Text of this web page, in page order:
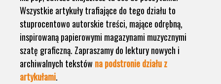
Wszystkie artykuły trafiające do tego działu to
stuprocentowo autorskie treści, mające odrębną,
inspirowaną papierowymi magazynami muzycznymi
szatę graficzną. Zapraszamy do lektury nowych i
archiwalnych tekstów na podstronie działu z
artykułami.